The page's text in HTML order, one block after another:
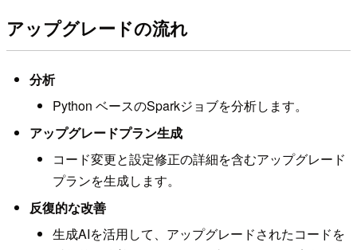
アップグレードの流れ
分析
Python ベースのSparkジョブを分析します。
アップグレードプラン生成
コード変更と設定修正の詳細を含むアップグレード
プランを生成します。
反復的な改善
生成AIを活用して、アップグレードされたコードを